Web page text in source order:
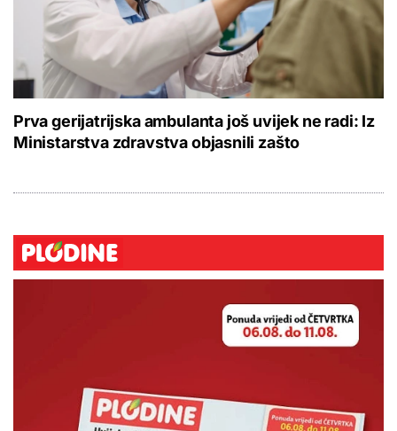
Prva gerijatrijska ambulanta još uvijek ne radi: Iz
Ministarstva zdravstva objasnili zašto